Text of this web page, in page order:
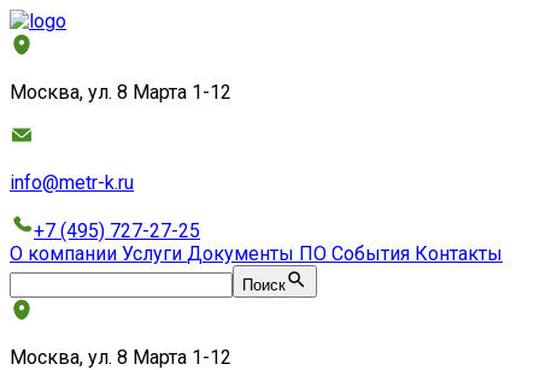
Москва, ул. 8 Марта 1-12
info@metr-k.ru
+7 (495) 727-27-25
О компании Услуги Документы ПО События Контакты
Поиск
Москва, ул. 8 Марта 1-12